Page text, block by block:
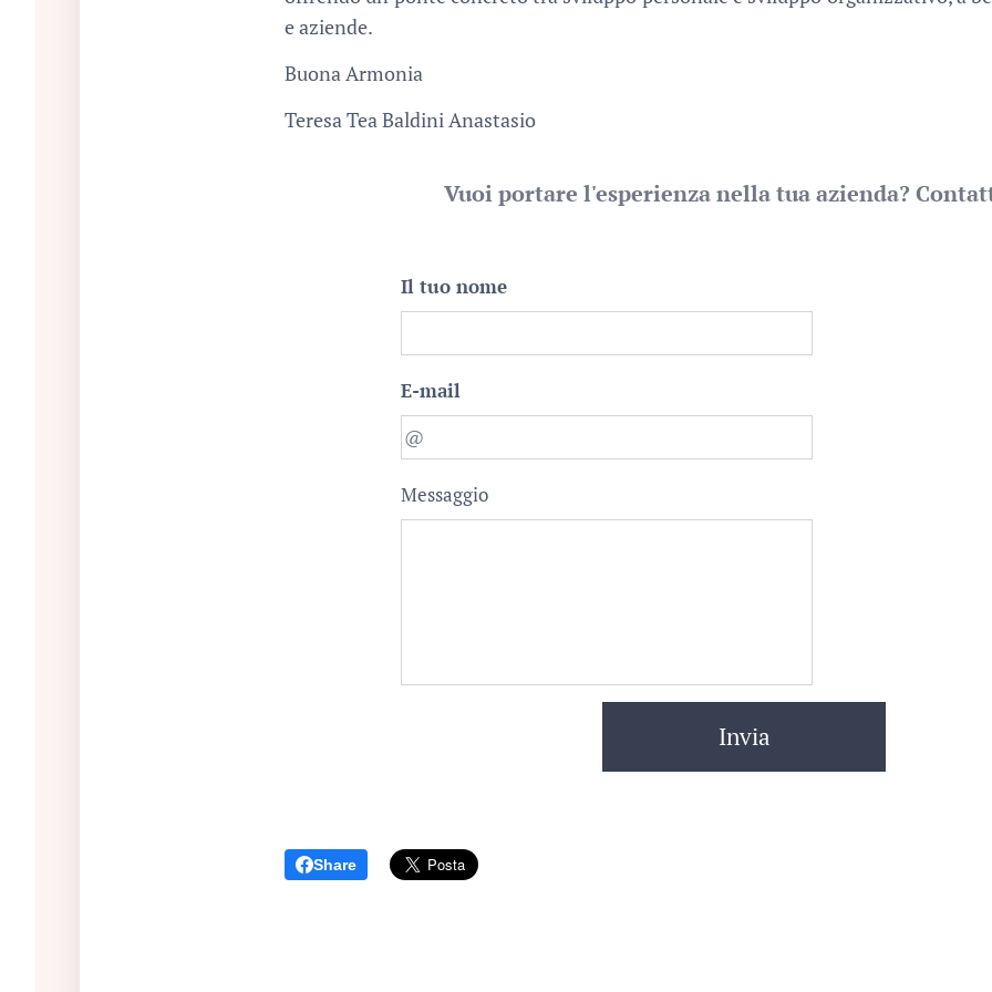
e aziende.
Buona Armonia
Teresa Tea Baldini Anastasio
Vuoi portare l'esperienza nella tua azienda?
Il tuo nome
E-mail
Messaggio
Invia
Share